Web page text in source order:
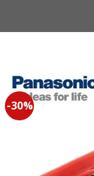
-30%